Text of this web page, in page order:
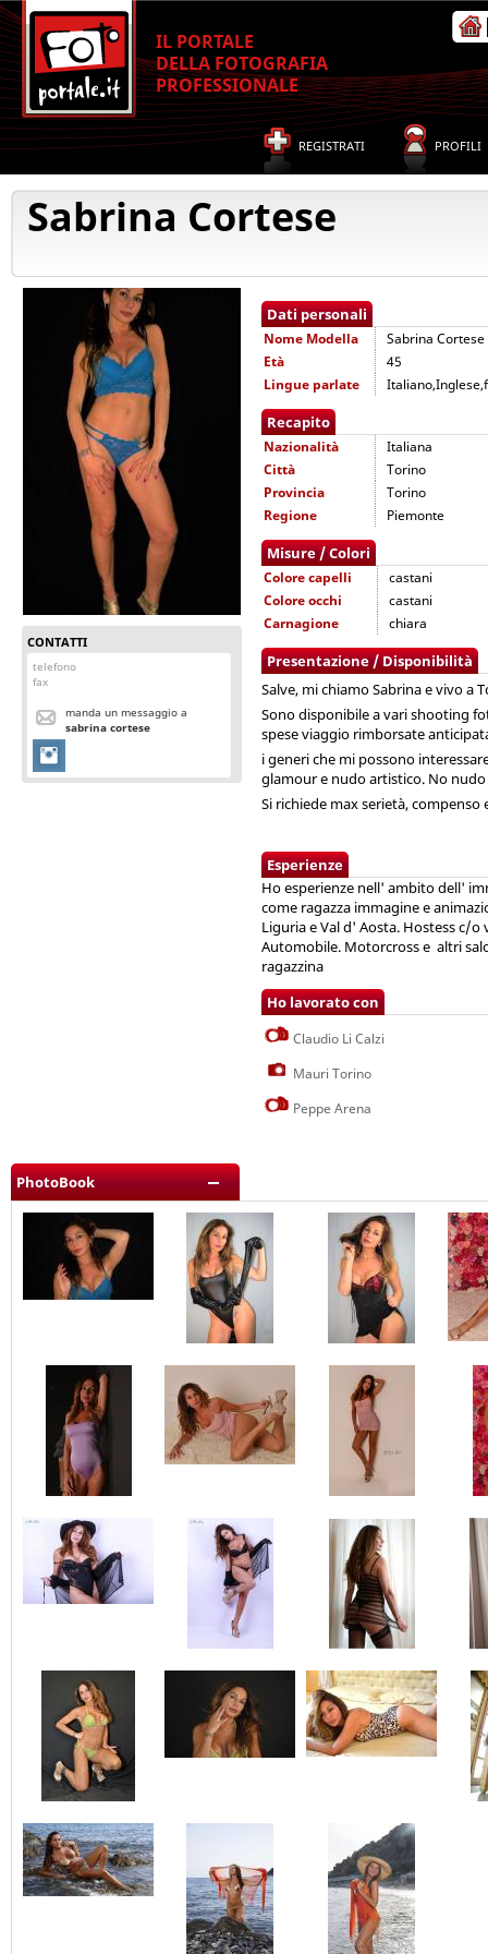
IL PORTALE
DELLA FOTOGRAFIA
PROFESSIONALE
REGISTRATI PROFILI
Sabrina Cortese
CONTATTI
telefono
fax
manda un messaggio a
sabrina cortese
Dati personali
Nome Modella
Sabrina Cortese
Età
45
Lingue parlate
Recapito
Nazionalità
Italiana
Città
Torino
Provincia
Torino
Regione
Piemonte
Misure / Colori
Colore capelli
castani
Colore occhi
castani
Carnagione
chiara
Presentazione / Disponibilità
Salve, mi chiamo Sabrina e vivo a
Sono disponibile a vari shooting
spese viaggio rimborsate
i generi che mi possono
glamour e nudo artistico. No
Si richiede max serietà,
Esperienze
Ho esperienze nell' ambito dell'
come ragazza immagine e
Liguria e Val d' Aosta. Hostess c/
Automobile. Motorcross e altri
ragazzina
Ho lavorato con
Claudio Li Calzi
Mauri Torino
Peppe Arena
PhotoBook